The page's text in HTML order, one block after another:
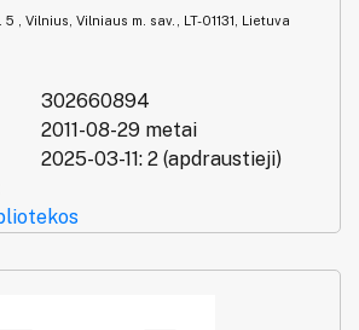
, Vilnius, Vilniaus m. sav., LT-01131, Lietuva
302660894
2011-08-29 metai
2025-03-11: 2 (apdraustieji)